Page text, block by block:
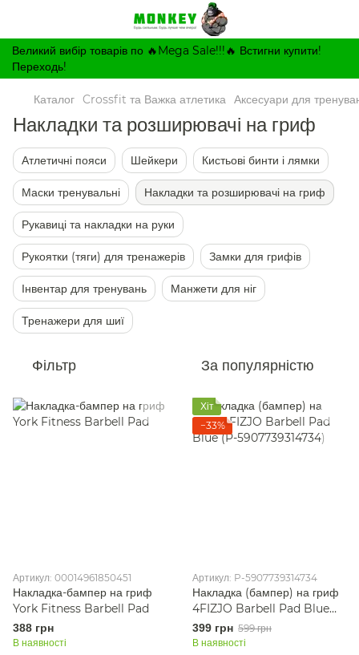
Великий вибір товарів по 🔥Mega Sale!!!🔥 Встигни купити!
Переходь!
Каталог Crossfit та Важка атлетика Аксесуари для
Накладки та розширювачі на гриф
Атлетичні пояси Шейкери Кистьові бинти і лямки
Маски тренувальні Накладки та розширювачі на гриф
Рукавиці та накладки на руки
Рукоятки (тяги) для тренажерів Замки для грифів
Інвентар для тренувань Манжети для ніг
Тренажери для шиї
Фільтр За популярністю
Артикул: 00014961850451
Накладка-бампер на гриф
York Fitness Barbell Pad
388 грн
В наявності
Хіт
−33%
Артикул: P-5907739314734
Накладка (бампер) на гриф
4FIZJO Barbell Pad Blue
(P-5907739314734)
399 грн 599 грн
В наявності